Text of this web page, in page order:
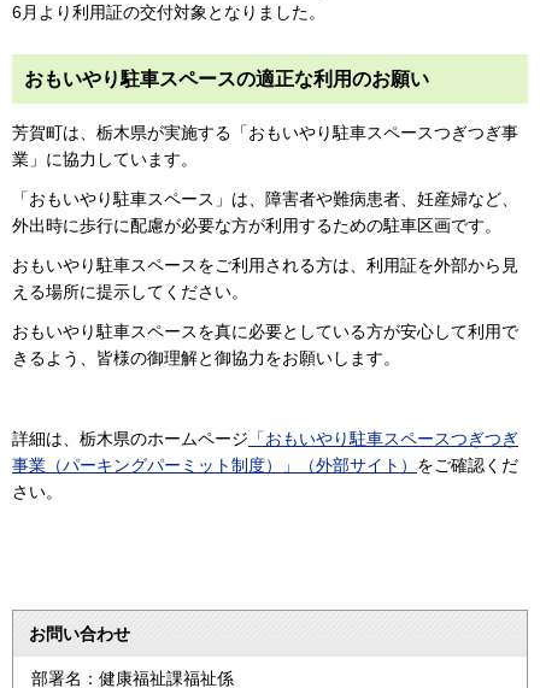
6月より利用証の交付対象となりました。
おもいやり駐車スペースの適正な利用のお願い
芳賀町は、栃木県が実施する「おもいやり駐車スペースつぎつぎ事
業」に協力しています。
「おもいやり駐車スペース」は、障害者や難病患者、妊産婦など、
外出時に歩行に配慮が必要な方が利用するための駐車区画です。
おもいやり駐車スペースをご利用される方は、利用証を外部から見
える場所に提示してください。
おもいやり駐車スペースを真に必要としている方が安心して利用で
きるよう、皆様の御理解と御協力をお願いします。
詳細は、栃木県のホームページ 「おもいやり駐車スペースつぎつぎ
事業（パーキングパーミット制度）」（外部サイト） をご確認くだ
さい。
お問い合わせ
部署名：健康福祉課福祉係